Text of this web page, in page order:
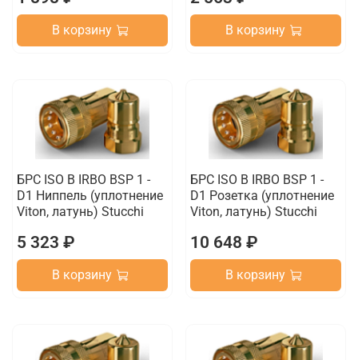
В корзину В корзину
БРС ISO B IRBO BSP 1 -
D1 Ниппель (уплотнение
Viton, латунь) Stucchi
5 323 ₽
В корзину
БРС ISO B IRBO BSP 1 -
D1 Розетка (уплотнение
Viton, латунь) Stucchi
10 648 ₽
В корзину